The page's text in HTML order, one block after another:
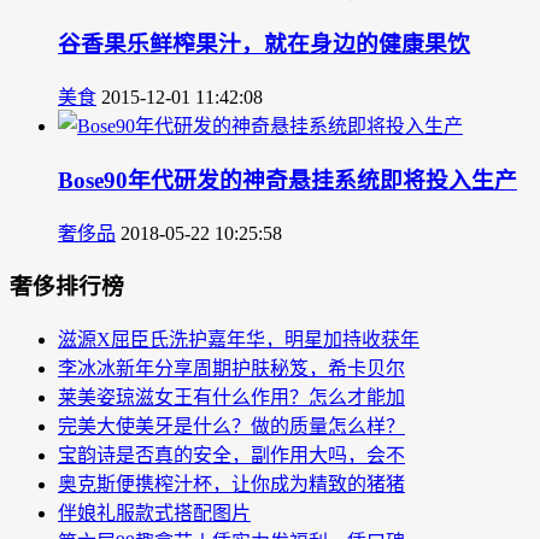
谷香果乐鲜榨果汁，就在身边的健康果饮
美食 2015-12-01 11:42:08
Bose90年代研发的神奇悬挂系统即将投入生产
奢侈品 2018-05-22 10:25:58
奢侈排行榜
滋源X屈臣氏洗护嘉年华，明星加持收获年
李冰冰新年分享周期护肤秘笈，希卡贝尔
莱美姿琼滋女王有什么作用？怎么才能加
完美大使美牙是什么？做的质量怎么样？
宝韵诗是否真的安全，副作用大吗，会不
奥克斯便携榨汁杯，让你成为精致的猪猪
伴娘礼服款式搭配图片